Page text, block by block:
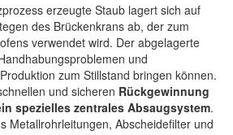
erzeugte Staub lagert sich auf
des Brückenkrans ab, der zum
verwendet wird. Der abgelagerte
und
zum Stillstand bringen können.
und sicheren Rückgewinnung
spezielles zentrales Absaugsystem.
Metallrohrleitungen, Abscheidefilter und